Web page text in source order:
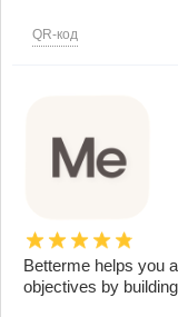
QR-код
Betterme helps you
objectives by